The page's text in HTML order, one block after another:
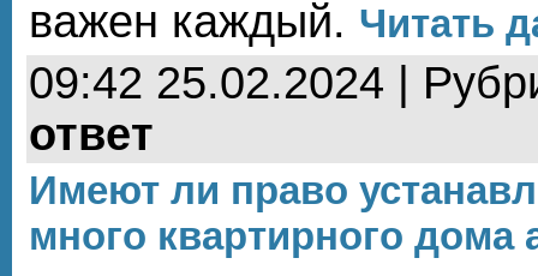
важен каждый. Читать
09:42 25.02.2024 |
ответ
Имеют ли право
много квартирного дома